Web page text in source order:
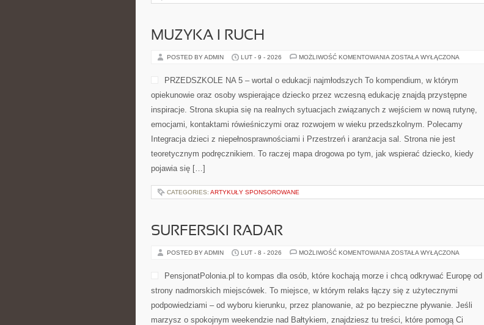
MUZYKA I RUCH
POSTED BY ADMIN LUT - 9 - 2026 MOŻLIWOŚĆ KOMENTOWANIA MUZYKA
ZOSTAŁA WYŁĄCZONA
PRZEDSZKOLE NA 5 – wortal o edukacji najmłodszych To kompendium, w którym
opiekunowie oraz osoby wspierające dziecko przez wczesną edukację znajdą przystępne
inspiracje. Strona skupia się na realnych sytuacjach związanych z wejściem w nową rutynę,
emocjami, kontaktami rówieśniczymi oraz rozwojem w wieku przedszkolnym. Polecamy
Integracja dzieci z niepełnosprawnościami i Przestrzeń i aranżacja sal. Strona nie jest
teoretycznym podręcznikiem. To raczej mapa drogowa po tym, jak wspierać dziecko, kiedy
pojawia się […]
CATEGORIES: ARTYKUŁY SPONSOROWANE
SURFERSKI RADAR
POSTED BY ADMIN LUT - 8 - 2026 MOŻLIWOŚĆ KOMENTOWANIA SURFERSKI
ZOSTAŁA WYŁĄCZONA
PensjonatPolonia.pl to kompas dla osób, które kochają morze i chcą odkrywać Europę od
strony nadmorskich miejscówek. To miejsce, w którym relaks łączy się z użytecznymi
podpowiedziami – od wyboru kierunku, przez planowanie, aż po bezpieczne pływanie. Jeśli
marzysz o spokojnym weekendzie nad Bałtykiem, znajdziesz tu treści, które pomogą Ci